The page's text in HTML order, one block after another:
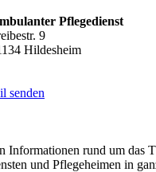
Pflegedienst
9
Hildesheim
senden
Informationen rund um das
und Pflegeheimen in